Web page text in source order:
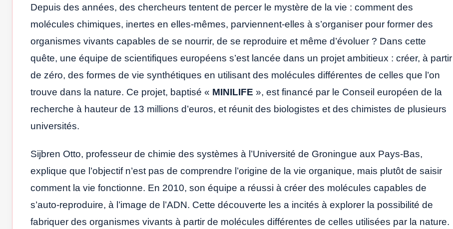
Depuis des années, des chercheurs tentent de percer le mystère de la vie : comment des
molécules chimiques, inertes en elles-mêmes, parviennent-elles à s’organiser pour former des
organismes vivants capables de se nourrir, de se reproduire et même d’évoluer ? Dans cette
quête, une équipe de scientifiques européens s’est lancée dans un projet ambitieux : créer, à partir
de zéro, des formes de vie synthétiques en utilisant des molécules différentes de celles que l’on
trouve dans la nature. Ce projet, baptisé « MINILIFE », est financé par le Conseil européen de la
recherche à hauteur de 13 millions d’euros, et réunit des biologistes et des chimistes de plusieurs
universités.
Sijbren Otto, professeur de chimie des systèmes à l’Université de Groningue aux Pays-Bas,
explique que l’objectif n’est pas de comprendre l’origine de la vie organique, mais plutôt de saisir
comment la vie fonctionne. En 2010, son équipe a réussi à créer des molécules capables de
s’auto-reproduire, à l’image de l’ADN. Cette découverte les a incités à explorer la possibilité de
fabriquer des organismes vivants à partir de molécules différentes de celles utilisées par la nature.